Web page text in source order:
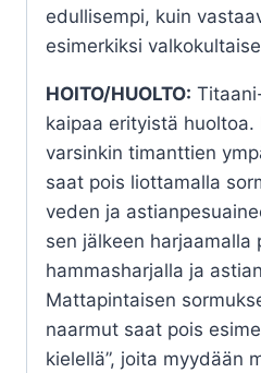
edullisempi, kuin
esimerkiksi
HOITO/HUOLTO:
kaipaa erityistä
varsinkin timanttien
saat pois liottamalla
veden ja
sen jälkeen harjaamalla
hammasharjalla ja
Mattapintaisen
naarmut saat pois
kielellä”, joita myydään